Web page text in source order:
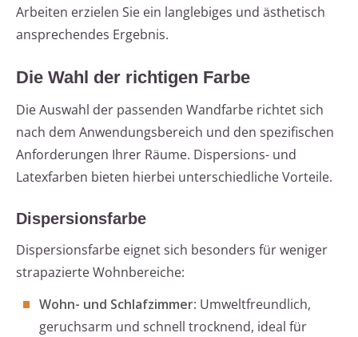
Arbeiten erzielen Sie ein langlebiges und ästhetisch
ansprechendes Ergebnis.
Die Wahl der richtigen Farbe
Die Auswahl der passenden Wandfarbe richtet sich
nach dem Anwendungsbereich und den spezifischen
Anforderungen Ihrer Räume. Dispersions- und
Latexfarben bieten hierbei unterschiedliche Vorteile.
Dispersionsfarbe
Dispersionsfarbe eignet sich besonders für weniger
strapazierte Wohnbereiche:
Wohn- und Schlafzimmer: Umweltfreundlich,
geruchsarm und schnell trocknend, ideal für